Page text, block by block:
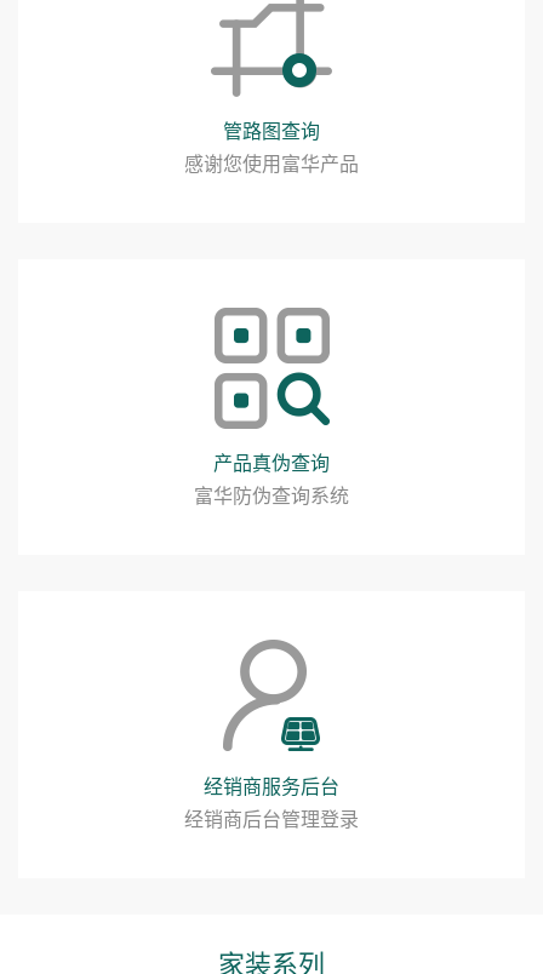
管路图查询
感谢您使用富华产品
产品真伪查询
富华防伪查询系统
经销商服务后台
经销商后台管理登录
家装系列